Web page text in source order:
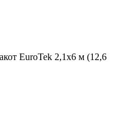
EuroTek 2,1х6 м (12,6